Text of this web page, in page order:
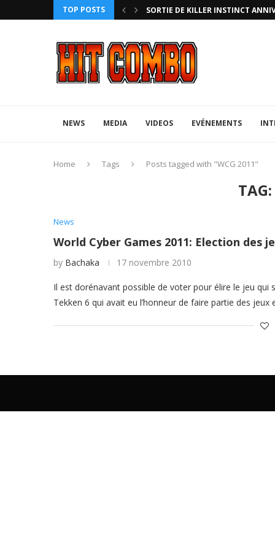
TOP POSTS
AVEC ROLLBACK... SORTIE DE KILLER INSTINCT
NEWS MEDIA VIDEOS EVÉNEMENTS
Home Tags Posts tagged with "WCG 2011"
TAG:
News
World Cyber Games 2011: Election des
by Bachaka 17 novembre 2010
Il est dorénavant possible de voter pour élire le jeu qui
Tekken 6 qui avait eu l’honneur de faire partie des jeux